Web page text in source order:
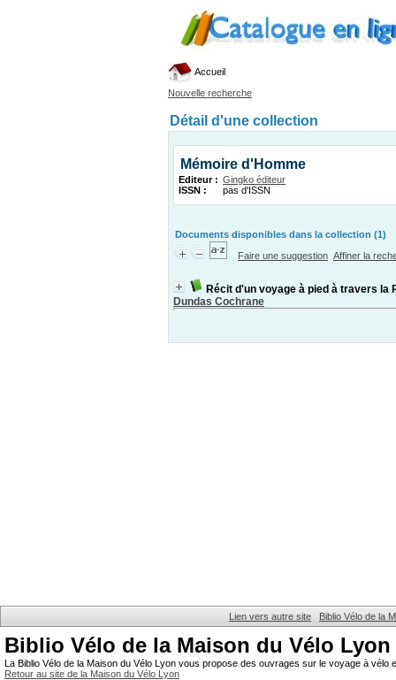
Accueil
Nouvelle recherche
Détail d'une collection
Mémoire d'Homme
Editeur : Gingko éditeur
ISSN :
pas d'ISSN
Documents disponibles dans la collection (1)
Faire une suggestion Affiner la
Récit d'un voyage à pied à travers la
Dundas Cochrane
Lien vers autre site Biblio Vélo de la
Biblio Vélo de la Maison du Vélo Lyon
La Biblio Vélo de la Maison du Vélo Lyon vous propose des ouvrages sur le voyage à
Retour au site de la Maison du Vélo Lyon